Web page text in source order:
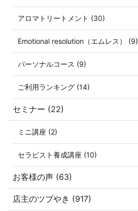
アロマトリートメント (30)
Emotional resolution（エムレス） (9)
パーソナルコース (9)
ご利用ランキング (14)
セミナー (22)
ミニ講座 (2)
セラピスト養成講座 (10)
お客様の声 (63)
店主のツブやき (917)